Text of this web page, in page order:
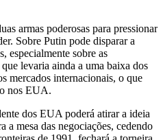
armas poderosas para pressionar
Sobre Putin pode disparar a
especialmente sobre as
levaria ainda a uma baixa dos
mercados internacionais, o que
nos EUA.
dos EUA poderá atirar a ideia
a mesa das negociações, cedendo